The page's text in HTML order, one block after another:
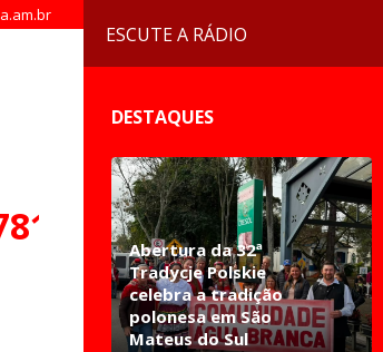
ESCUTE A RÁDIO
DESTAQUES
Abertura da 32ª
Tradycje Polskie
celebra a tradição
polonesa em São
Mateus do Sul